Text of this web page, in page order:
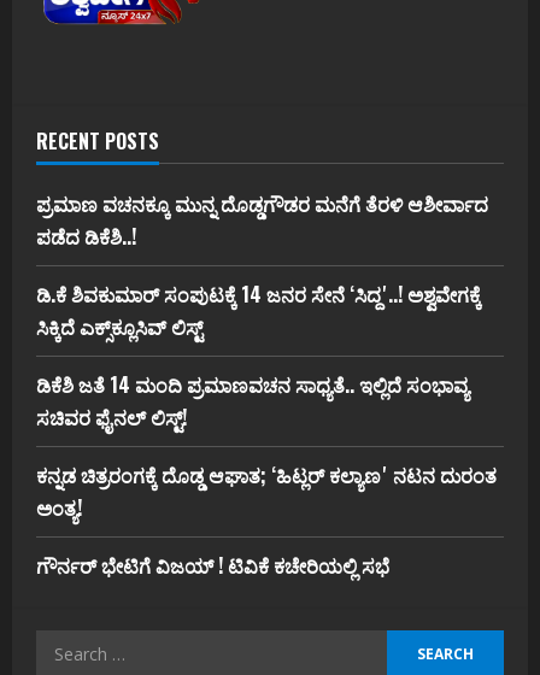
RECENT POSTS
ಪ್ರಮಾಣ ವಚನಕ್ಕೂ ಮುನ್ನ ದೊಡ್ಡಗೌಡರ ಮನೆಗೆ ತೆರಳಿ ಆಶೀರ್ವಾದ
ಪಡೆದ ಡಿಕೆಶಿ..!
ಡಿ.ಕೆ ಶಿವಕುಮಾರ್‌ ಸಂಪುಟಕ್ಕೆ 14 ಜನರ ಸೇನೆ ʻಸಿದ್ದʼ..! ಅಶ್ವವೇಗಕ್ಕೆ
ಸಿಕ್ಕಿದೆ ಎಕ್ಸ್‌ಕ್ಲೂಸಿವ್‌ ಲಿಸ್ಟ್‌
ಡಿಕೆಶಿ ಜತೆ 14 ಮಂದಿ ಪ್ರಮಾಣವಚನ ಸಾಧ್ಯತೆ.. ಇಲ್ಲಿದೆ ಸಂಭಾವ್ಯ
ಸಚಿವರ ಫೈನಲ್ ಲಿಸ್ಟ್‌!
ಕನ್ನಡ ಚಿತ್ರರಂಗಕ್ಕೆ ದೊಡ್ಡ ಆಘಾತ; ʻಹಿಟ್ಲರ್ ಕಲ್ಯಾಣʼ ನಟನ ದುರಂತ
ಅಂತ್ಯ!
ಗೌರ್ನರ್‌ ಭೇಟಿಗೆ ವಿಜಯ್‌ ! ಟಿವಿಕೆ ಕಚೇರಿಯಲ್ಲಿ ಸಭೆ
Search